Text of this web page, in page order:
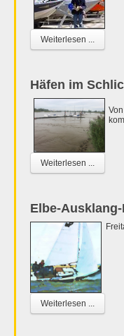
Weiterlesen ...
Häfen im
Weiterlesen ...
Elbe-
Weiterlesen ...